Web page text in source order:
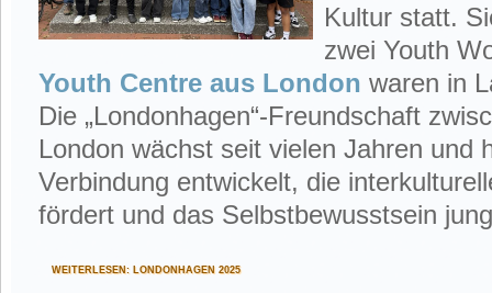
Kultur statt.
zwei Youth
Youth Centre aus London waren in
Die „Londonhagen“-Freundschaft
London wächst seit vielen Jahren und
Verbindung entwickelt, die
fördert und das Selbstbewusstsein
WEITERLESEN: LONDONHAGEN 2025